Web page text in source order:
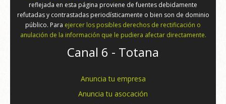
reflejada en esta página proviene de fuentes debidamente
refutadas y contrastadas periodísticamente o bien son de dominio
público. Para ejercer los posibles derechos de rectificación o
anulación de la información que le pudiera afectar directamente.
Canal 6 - Totana
Anuncia tu empresa
Anuncia tu asocación